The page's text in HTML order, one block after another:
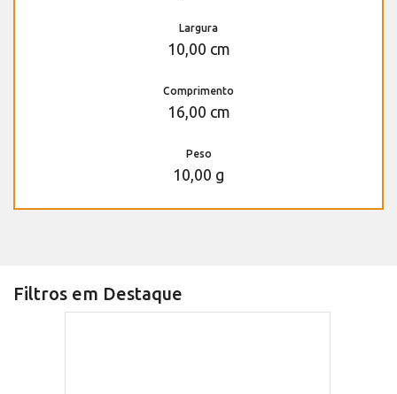
Largura
10,00 cm
Comprimento
16,00 cm
Peso
10,00 g
Filtros em Destaque